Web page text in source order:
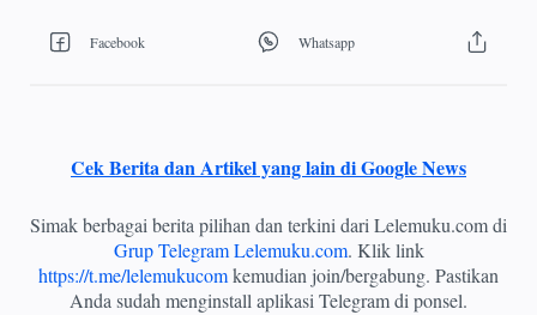
Cek Berita dan Artikel yang lain di Google News
Simak berbagai berita pilihan dan terkini dari Lelemuku.com di
Grup Telegram Lelemuku.com. Klik link
https://t.me/lelemukucomkemudian join/bergabung. Pastikan
Anda sudah menginstall aplikasi Telegram di ponsel.